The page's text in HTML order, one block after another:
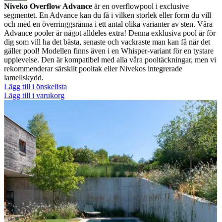
Niveko Overflow Advance är en overflowpool i exclusive
segmentet. En Advance kan du få i vilken storlek eller form du vill
och med en överringgsränna i ett antal olika varianter av sten. Våra
Advance pooler är något alldeles extra! Denna exklusiva pool är för
dig som vill ha det bästa, senaste och vackraste man kan få när det
gäller pool! Modellen finns även i en Whisper-variant för en tystare
upplevelse. Den är kompatibel med alla våra pooltäckningar, men vi
rekommenderar särskilt pooltak eller Nivekos integrerade
lamellskydd.
Lägg till i önskelista
Lägg till i varukorg